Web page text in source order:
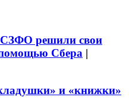
СЗФО решили свои
Сбера |
и «книжки»